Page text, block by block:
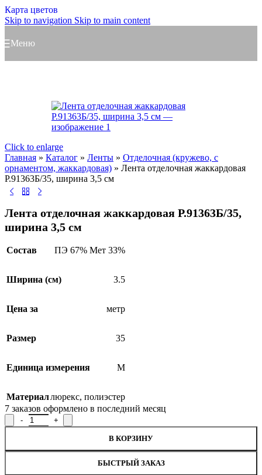
Карта цветов
Skip to navigation Skip to main content
Меню
Click to enlarge
Главная » Каталог » Ленты » Отделочная (кружево, с
орнаментом, жаккардовая) » Лента отделочная жаккардовая
Р.91363Б/35, ширина 3,5 см
Лента отделочная жаккардовая Р.91363Б/35,
ширина 3,5 см
Состав ПЭ 67% Мет 33%
Ширина (см) 3.5
Цена за метр
Размер 35
Единица измерения М
Материаллюрекс, полиэстер
7 заказов оформлено в последний месяц
Количество товара Лента отделочная жаккардовая Р.91363Б/
В КОРЗИНУ
БЫСТРЫЙ ЗАКАЗ